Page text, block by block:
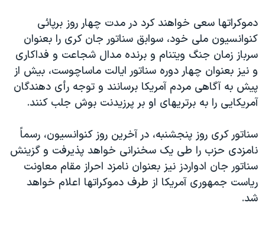
علم و فناوری
اسرائیل در جنگ
گالری عکس
آرشیو پخش زنده
رمز مهسا
ورزش زنان در ایران
اعتراضات زن، زندگی، آزادی
مجموعه مستندهای دادخواهی
دادگاه حمید نوری
چهل سال گروگان‌گیری
قانون شفافیت دارائی کادر رهبری ایران
زبانهای مختلف
دموکراتها سعی خواهند کرد در مدت چهار روز برپائی
کنوانسيون ملی خود، سوابق سناتور جان کری را بعنوان
سرباز زمان جنگ ويتنام و برنده مدال شجاعت و فداکاری
و نيز بعنوان چهار دوره سناتور ايالت ماساچوست، بيش از
پيش به آگاهی مردم آمريکا برسانند و توجه رأی دهندگان
آمريکايی را به برتريهای او بر پرزيدنت بوش جلب کنند.
سناتور کری روز پنجشنبه، در آخرين روز کنوانسيون، رسماً
نامزدی حزب را طی يک سخنرانی خواهد پذيرفت و گزينش
سناتور جان ادواردز نيز بعنوان نامزد احراز مقام معاونت
رياست جمهوری آمريکا از طرف دموکراتها اعلام خواهد
شد.